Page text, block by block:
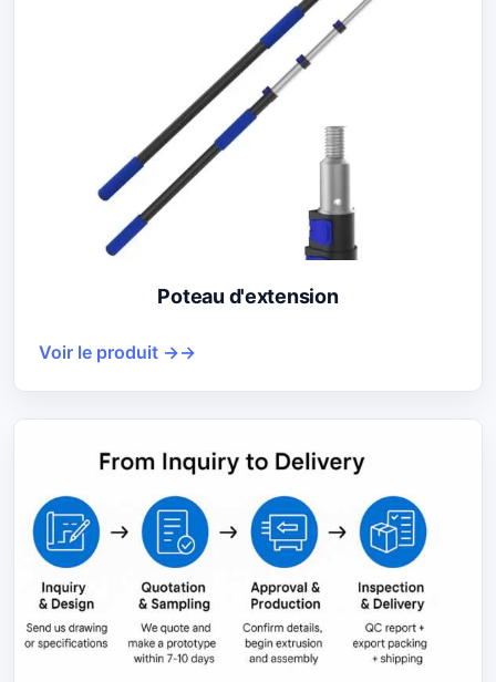
Poteau d'extension
Voir le produit →